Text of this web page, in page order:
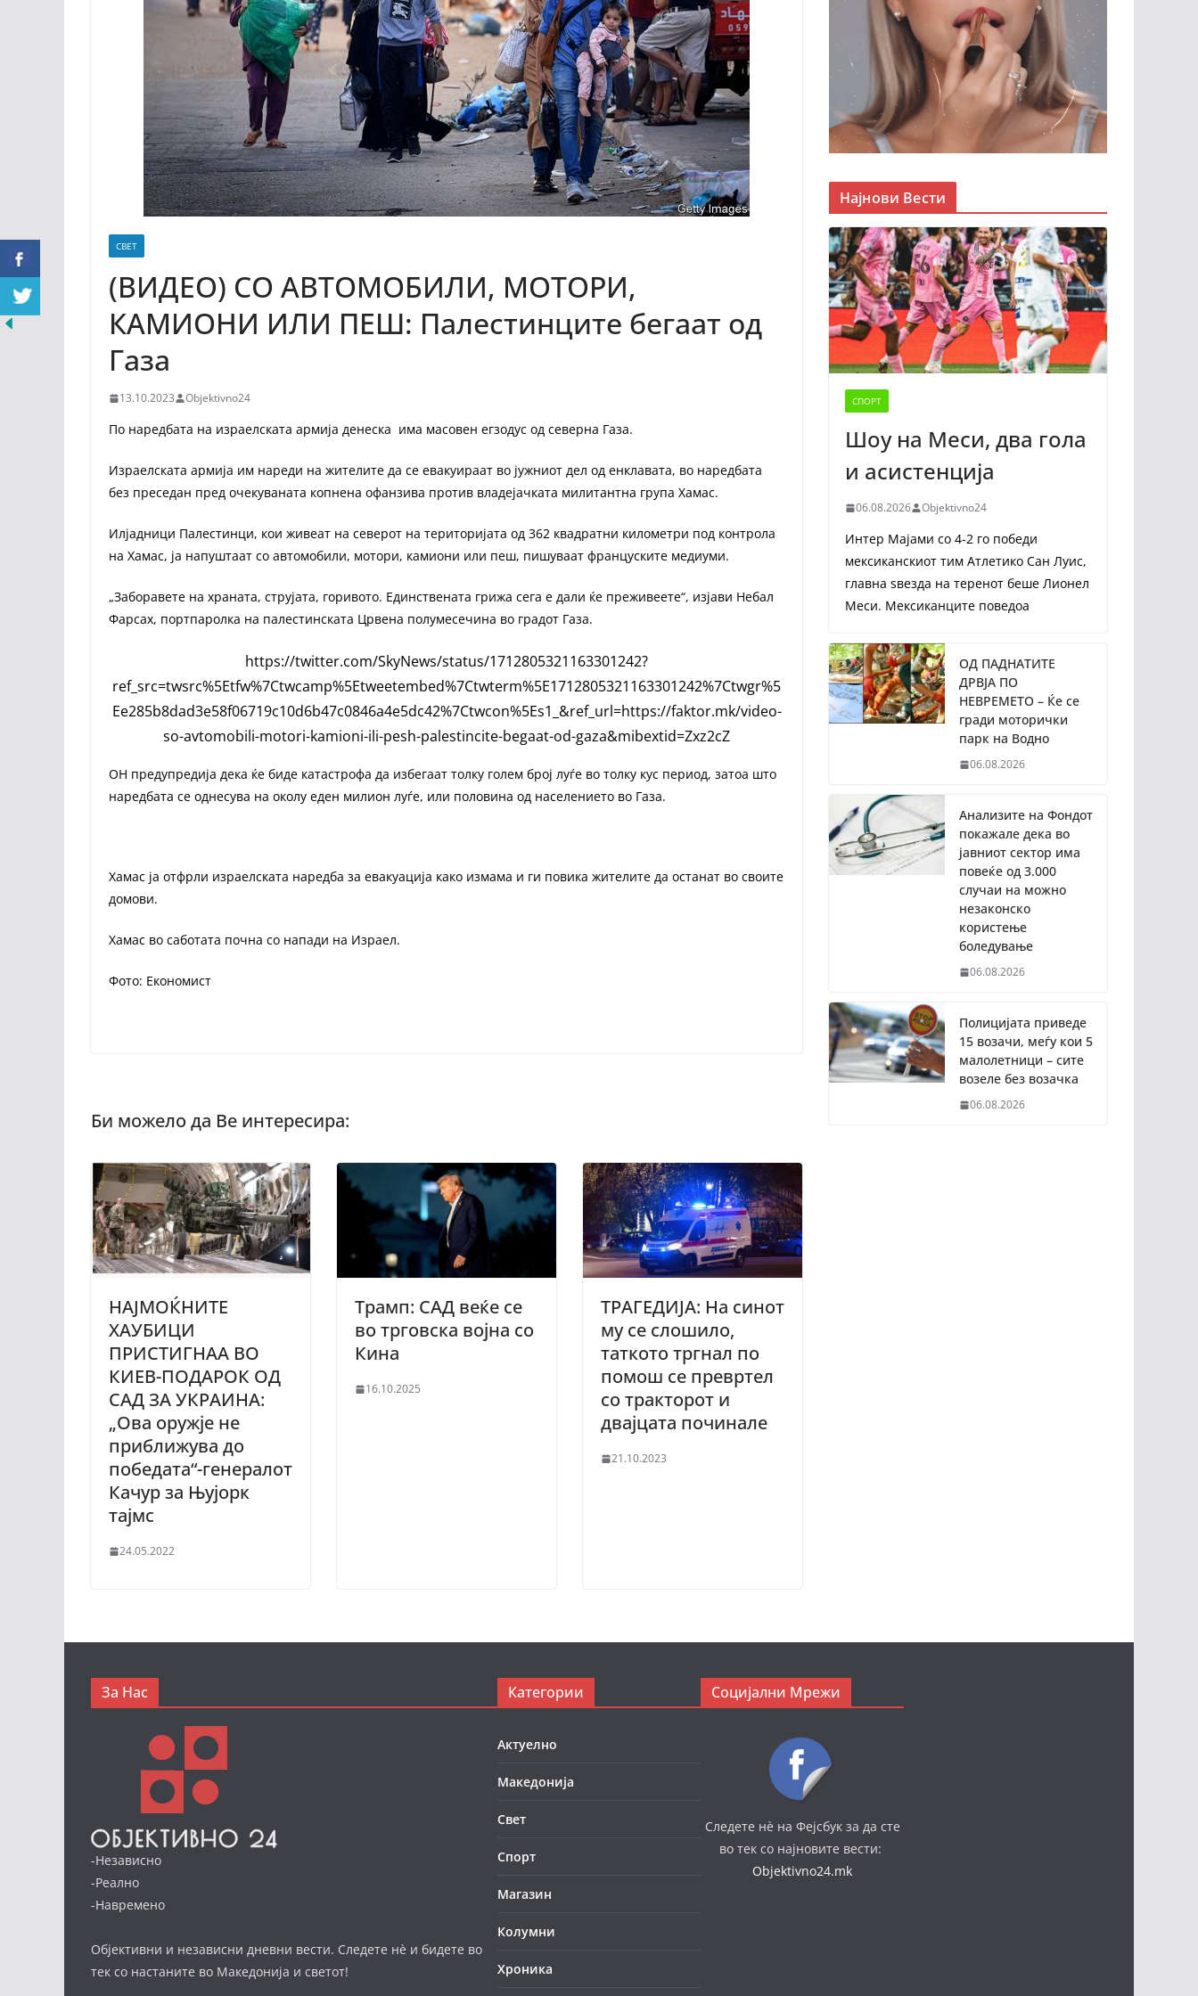
СВЕТ
(ВИДЕО) СО АВТОМОБИЛИ, МОТОРИ,
КАМИОНИ ИЛИ ПЕШ: Палестинците бегаат од
Газа
13.10.2023 Objektivno24
По наредбата на израелската армија денеска има масовен егзодус од северна Газа.
Израелската армија им нареди на жителите да се евакуираат во јужниот дел од енклавата, во наредбата
без преседан пред очекуваната копнена офанзива против владејачката милитантна група Хамас.
Илјадници Палестинци, кои живеат на северот на територијата од 362 квадратни километри под контрола
на Хамас, ја напуштаат со автомобили, мотори, камиони или пеш, пишуваат француските медиуми.
„Заборавете на храната, струјата, горивото. Единствената грижа сега е дали ќе преживеете“, изјави Небал
Фарсах, портпаролка на палестинската Црвена полумесечина во градот Газа.
https://twitter.com/SkyNews/status/1712805321163301242?
ref_src=twsrc%5Etfw%7Ctwcamp%5Etweetembed%7Ctwterm%5E1712805321163301242%7Ctwgr%5
Ee285b8dad3e58f06719c10d6b47c0846a4e5dc42%7Ctwcon%5Es1_&ref_url=https://faktor.mk/video-
so-avtomobili-motori-kamioni-ili-pesh-palestincite-begaat-od-gaza&mibextid=Zxz2cZ
ОН предупредија дека ќе биде катастрофа да избегаат толку голем број луѓе во толку кус период, затоа што
наредбата се однесува на околу еден милион луѓе, или половина од населението во Газа.
Хамас ја отфрли израелската наредба за евакуација како измама и ги повика жителите да останат во своите
домови.
Хамас во саботата почна со напади на Израел.
Фото: Економист
НАЈМОЌНИТЕ
ХАУБИЦИ
ПРИСТИГНАА ВО
КИЕВ-ПОДАРОК ​​ОД
САД ЗА УКРАИНА:
„Ова оружје не
приближува до
победата“-генералот
Качур за Њујорк
тајмс
24.05.2022
Трамп: САД веќе се
во трговска војна со
Кина
16.10.2025
ТРАГЕДИЈА: На синот
му се слошило,
таткото тргнал по
помош се превртел
со тракторот и
двајцата починале
21.10.2023
Најнови Вести
СПОРТ
Шоу на Меси, два гола
и асистенција
06.08.2026 Objektivno24
Интер Мајами со 4-2 го победи
мексиканскиот тим Атлетико Сан Луис,
главна ѕвезда на теренот беше Лионел
Меси. Мексиканците поведоа
ОД ПАДНАТИТЕ
ДРВЈА ПО
НЕВРЕМЕТО – Ќе се
гради моторички
парк на Водно
06.08.2026
Анализите на Фондот
покажале дека во
јавниот сектор има
повеќе од 3.000
случаи на можно
незаконско
користење
боледување
06.08.2026
Полицијата приведе
15 возачи, меѓу кои 5
малолетници – сите
возеле без возачка
06.08.2026
За Нас
-Независно
-Реално
-Навремено
Објективни и независни дневни вести. Следете нè и бидете во
тек со настаните во Македонија и светот!
Категории
Актуелно
Македонија
Свет
Спорт
Магазин
Колумни
Хроника
Социјални Мрежи
Следете нè на Фејсбук за да сте
во тек со најновите вести:
Objektivno24.mk